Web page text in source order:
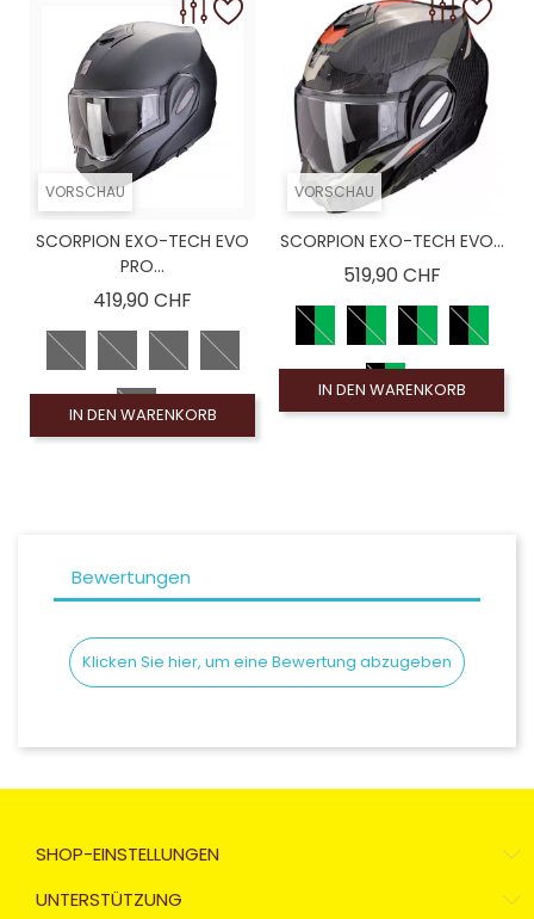
VORSCHAU
SCORPION EXO-TECH EVO
PRO...
419,90 CHF
IN DEN WARENKORB
VORSCHAU
SCORPION EXO-TECH EVO...
519,90 CHFPreis
IN DEN WARENKORB
Bewertungen
Klicken Sie hier, um eine Bewertung abzugeben
SHOP-EINSTELLUNGEN
UNTERSTÜTZUNG